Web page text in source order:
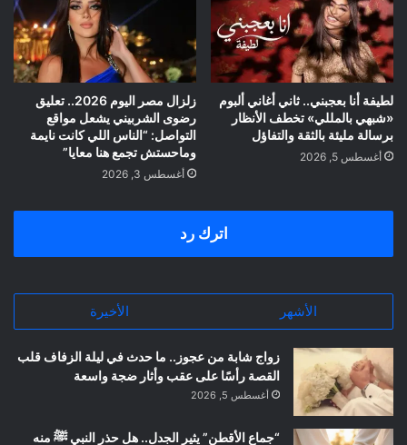
لطيفة أنا بعجبني.. ثاني أغاني ألبوم
«شبهي بالمللي» تخطف الأنظار
برسالة مليئة بالثقة والتفاؤل
أغسطس 5, 2026
زلزال مصر اليوم 2026.. تعليق
رضوى الشربيني يشعل مواقع
التواصل: “الناس اللي كانت نايمة
وماحستش تجمع هنا معايا”
أغسطس 3, 2026
اترك رد
الأشهر الأخيرة
زواج شابة من عجوز.. ما حدث في ليلة الزفاف قلب
القصة رأسًا على عقب وأثار ضجة واسعة
أغسطس 5, 2026
“جماع الأقطن” يثير الجدل.. هل حذر النبي ﷺ منه